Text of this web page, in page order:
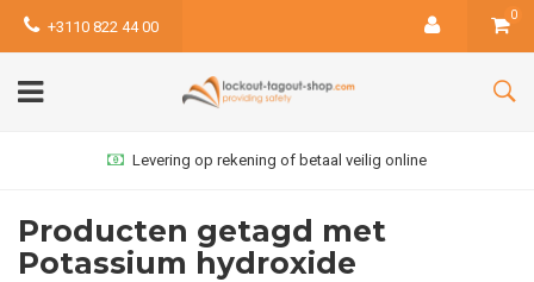
+3110 822 44 00
0
Levering op rekening of betaal veilig online
Producten getagd met
Potassium hydroxide